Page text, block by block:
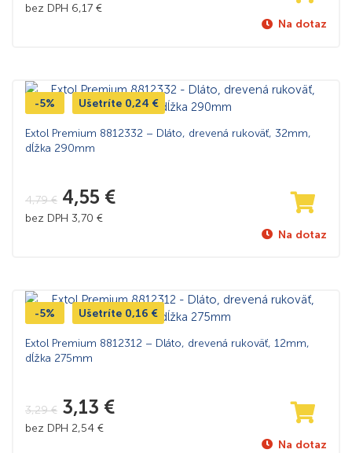
bez DPH 6,17 €
Na dotaz
-5% Ušetríte 0,24 €
Extol Premium 8812332 – Dláto, drevená rukoväť, 32mm,
dĺžka 290mm
4,79€ 4,55 €
bez DPH 3,70 €
Na dotaz
-5% Ušetríte 0,16 €
Extol Premium 8812312 – Dláto, drevená rukoväť, 12mm,
dĺžka 275mm
3,29€ 3,13 €
bez DPH 2,54 €
Na dotaz